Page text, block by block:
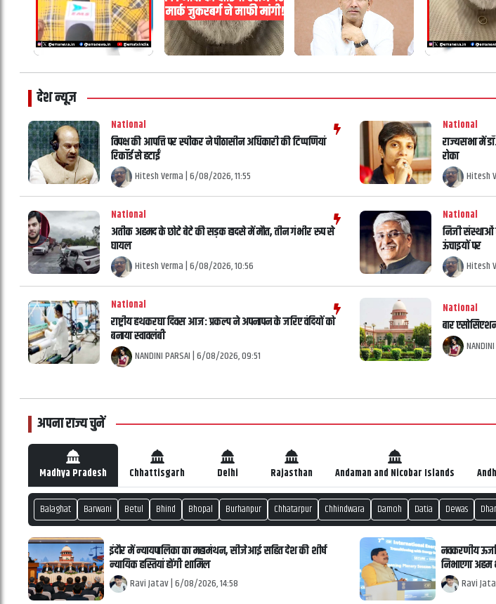
देश न्यूज़
National
विपक्ष की आपत्ति पर स्पीकर ने पीठासीन अधिकारी की टिप्पणियां
रिकॉर्ड से हटाईं
Hitesh Verma |6/08/2026, 11:55
National
राज्यसभा में
रोका
Hitesh
National
अतीक अहमद के छोटे बेटे की सड़क हादसे में मौत, तीन गंभीर रुप से
घायल
Hitesh Verma |6/08/2026, 10:56
National
निजी संस्थाओं
ऊंचाइयों पर
Hitesh
National
राष्ट्रीय हथकरघा दिवस आज: प्रकल्प ने अपनापन के जरिए वंदियों को
बनाया स्वावलंबी
NANDINI PARSAI |6/08/2026, 09:51
National
बार
अपना राज्य चुनें
Madhya Pradesh Chhattisgarh Delhi Rajasthan Andaman and Nicobar Islands
Balaghat Barwani Betul Bhind Bhopal Burhanpur Chhatarpur Chhindwara Damoh Datia Dewas Dhar
इंदौर में न्यायपालिका का महामंथन, सीजेआई सहित देश की शीर्ष
न्यायिक हस्तियां होंगी शामिल
Ravi Jatav|6/08/2026, 14:58
नवकरणीय
निभाएगा
Ravi